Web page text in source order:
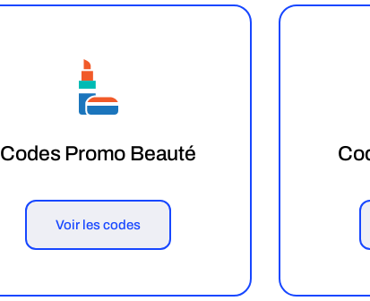
Codes Promo Beauté
Voir les codes